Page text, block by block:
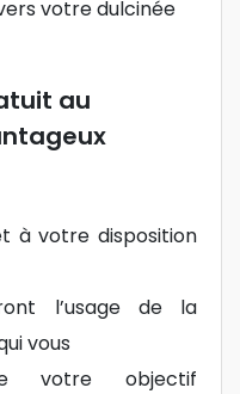
votre dulcinée
au
à votre disposition
l’usage de la
vous
votre objectif